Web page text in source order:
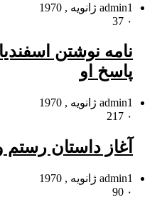
admin1 ژانویه , 1970
۰
نامه نوشتن
پاسخ او
admin1 ژانویه , 1970
۰
آغاز داستان رستم
admin1 ژانویه , 1970
۰